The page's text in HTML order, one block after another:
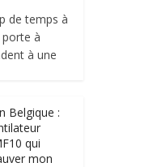
de temps à
porte à
à une
Belgique :
qui
mon